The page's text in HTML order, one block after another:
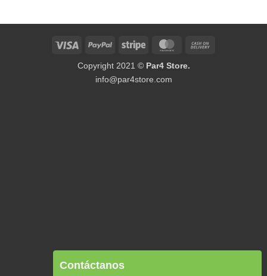
Visa PayPal Stripe MasterCard
Copyright 2021 © Par4 Store.
info@par4store.com
Contáctanos